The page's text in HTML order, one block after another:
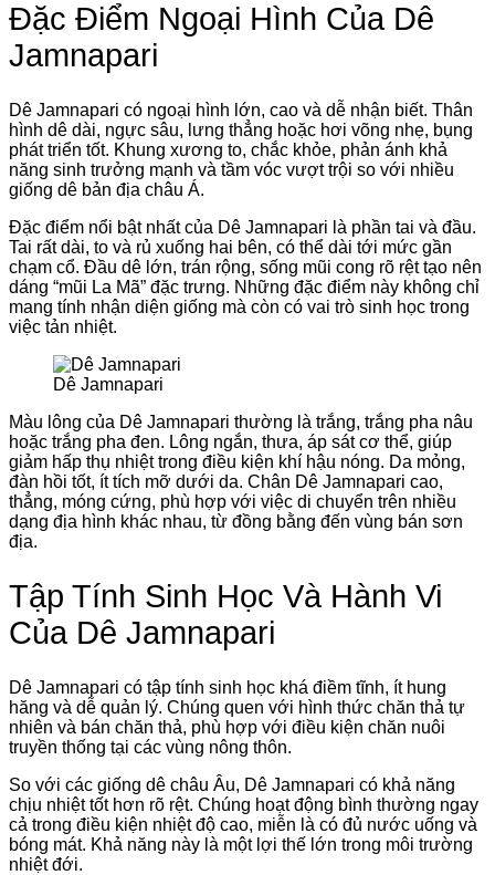
Đặc Điểm Ngoại Hình Của Dê
Jamnapari
Dê Jamnapari có ngoại hình lớn, cao và dễ nhận biết. Thân
hình dê dài, ngực sâu, lưng thẳng hoặc hơi võng nhẹ, bụng
phát triển tốt. Khung xương to, chắc khỏe, phản ánh khả
năng sinh trưởng mạnh và tầm vóc vượt trội so với nhiều
giống dê bản địa châu Á.
Đặc điểm nổi bật nhất của Dê Jamnapari là phần tai và đầu.
Tai rất dài, to và rủ xuống hai bên, có thể dài tới mức gần
chạm cổ. Đầu dê lớn, trán rộng, sống mũi cong rõ rệt tạo nên
dáng “mũi La Mã” đặc trưng. Những đặc điểm này không chỉ
mang tính nhận diện giống mà còn có vai trò sinh học trong
việc tản nhiệt.
Dê Jamnapari
Màu lông của Dê Jamnapari thường là trắng, trắng pha nâu
hoặc trắng pha đen. Lông ngắn, thưa, áp sát cơ thể, giúp
giảm hấp thụ nhiệt trong điều kiện khí hậu nóng. Da mỏng,
đàn hồi tốt, ít tích mỡ dưới da. Chân Dê Jamnapari cao,
thẳng, móng cứng, phù hợp với việc di chuyển trên nhiều
dạng địa hình khác nhau, từ đồng bằng đến vùng bán sơn
địa.
Tập Tính Sinh Học Và Hành Vi
Của Dê Jamnapari
Dê Jamnapari có tập tính sinh học khá điềm tĩnh, ít hung
hăng và dễ quản lý. Chúng quen với hình thức chăn thả tự
nhiên và bán chăn thả, phù hợp với điều kiện chăn nuôi
truyền thống tại các vùng nông thôn.
So với các giống dê châu Âu, Dê Jamnapari có khả năng
chịu nhiệt tốt hơn rõ rệt. Chúng hoạt động bình thường ngay
cả trong điều kiện nhiệt độ cao, miễn là có đủ nước uống và
bóng mát. Khả năng này là một lợi thế lớn trong môi trường
nhiệt đới.